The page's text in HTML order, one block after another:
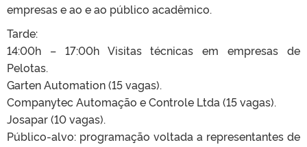
empresas e ao e ao público acadêmico.
Tarde:
14:00h – 17:00h Visitas técnicas em empresas de
Pelotas.
Garten Automation (15 vagas).
Companytec Automação e Controle Ltda (15 vagas).
Josapar (10 vagas).
Público-alvo: programação voltada a representantes de